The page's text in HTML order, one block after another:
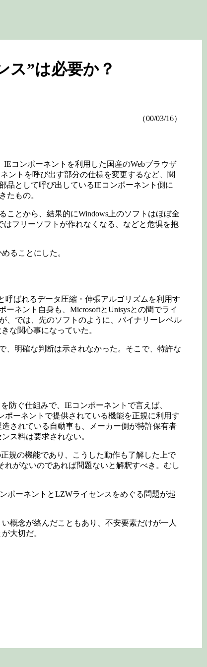
ス”は必要か？
（00/03/16）
コンポーネントを利用した国産のWebブラウザ
ントを呼び出す部分の仕様を変更するなど、関
品として呼び出しているIEコンポーネント側に
たもの。
とから、結果的にWindows上のソフトはほぼ全
フリーソフトが作れなくなる、などと危惧を抱
ることにした。
呼ばれるデータ圧縮・伸張アルゴリズムを利用す
ネント自身も、MicrosoftとUnisysとの間でライ
、では、先のソフトのように、バイナリーレベル
な関心事になっていた。
、明確な判断は示されなかった。そこで、特許な
防ぐ仕組みで、IEコンポーネントで言えば、
ポーネントで提供されている機能を正規に利用す
されている自動車も、メーカー側が特許保有者
ス料は要求されない。
規の機能であり、こうした動作も了解した上で
れがないのであれば問題ないと解釈すべき。むし
ポーネントとLZWライセンスをめぐる問題が起
概念が絡んだこともあり、不安要素だけが一人
大切だ。